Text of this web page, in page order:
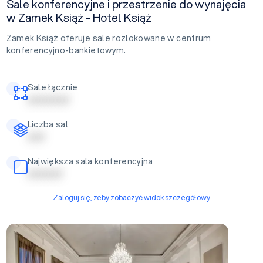
Sale konferencyjne i przestrzenie do wynajęcia
w Zamek Książ - Hotel Książ
Zamek Książ oferuje sale rozlokowane w centrum
konferencyjno-bankietowym.
Sale łącznie
| | | | | | | | | | | |
Liczba sal
| | | | |
Największa sala konferencyjna
| | | | | | | | | |
Zaloguj się, żeby zobaczyć widok szczegółowy
Sala Balowa